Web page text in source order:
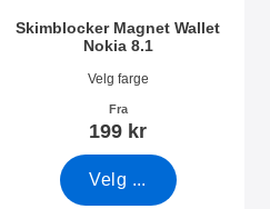
Skimblocker Magnet Wallet
Nokia 8.1
Varenummer 29986
Velg farge
Fra
199 kr
Velg ...